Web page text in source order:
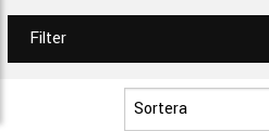
Filter